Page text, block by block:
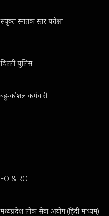
संयुक्त स्नातक स्तर परीक्षा
दिल्ली पुलिस
बहु-कौशल कर्मचारी
EO & RO
मध्यप्रदेश लोक सेवा आयोग (हिंदी माध्यम)